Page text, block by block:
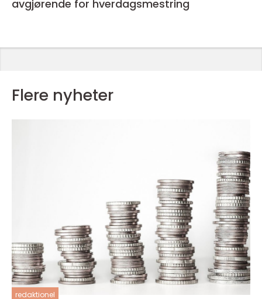
avgjørende for hverdagsmestring
Flere nyheter
redaktionel